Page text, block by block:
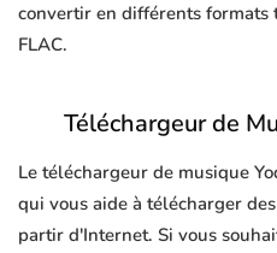
convertir en différents formats
FLAC.
Téléchargeur de
Le téléchargeur de musique
qui vous aide à télécharger
partir d'Internet. Si vous